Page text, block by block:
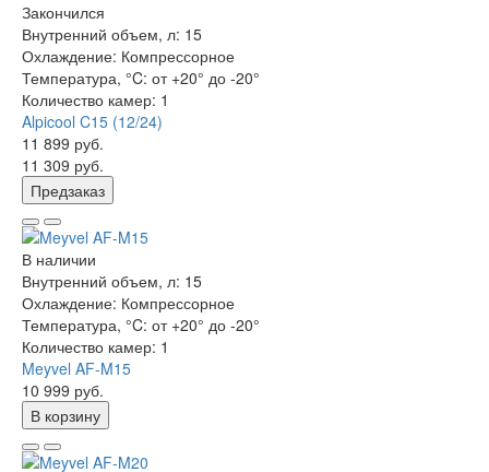
Закончился
Внутренний объем, л: 15
Охлаждение: Компрессорное
Температура, °C: от +20° до -20°
Количество камер: 1
Alpicool C15 (12/24)
11 899 руб.
11 309 руб.
Предзаказ
В наличии
Внутренний объем, л: 15
Охлаждение: Компрессорное
Температура, °C: от +20° до -20°
Количество камер: 1
Meyvel AF-M15
10 999 руб.
В корзину